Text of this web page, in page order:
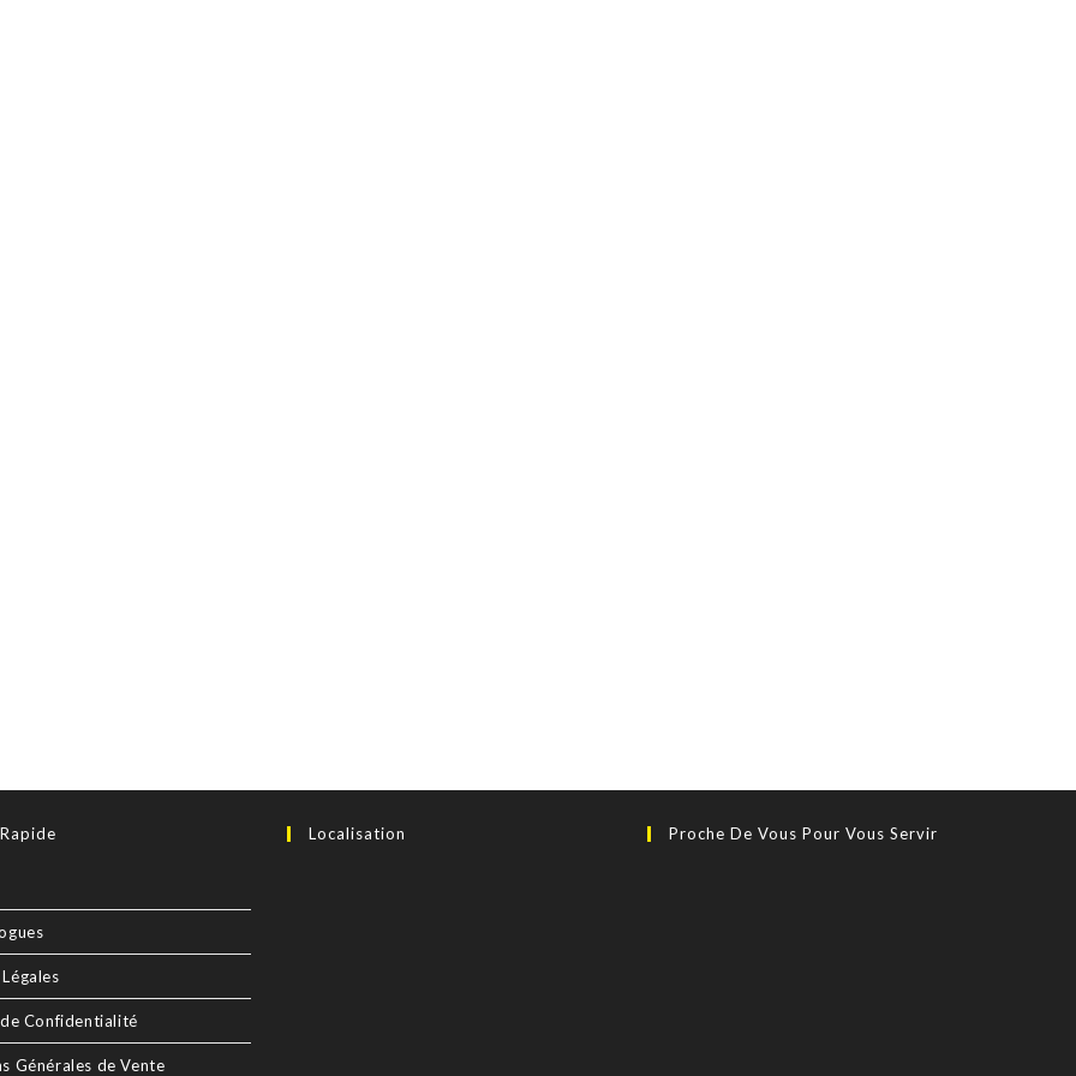
Confidentialité
Générales de Vente
Localisation Proche De Vous Pour Vous Servir